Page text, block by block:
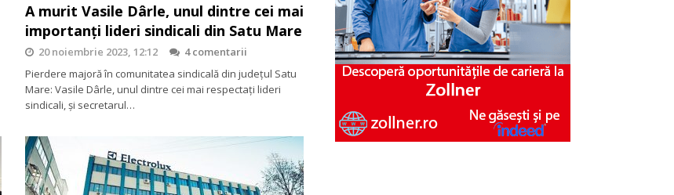
A murit Vasile Dârle, unul dintre cei mai
importanţi lideri sindicali din Satu Mare
20 noiembrie 2023, 12:12
4 comentarii
Pierdere majoră în comunitatea sindicală din judeţul Satu
Mare: Vasile Dârle, unul dintre cei mai respectați lideri
sindicali, și secretarul…